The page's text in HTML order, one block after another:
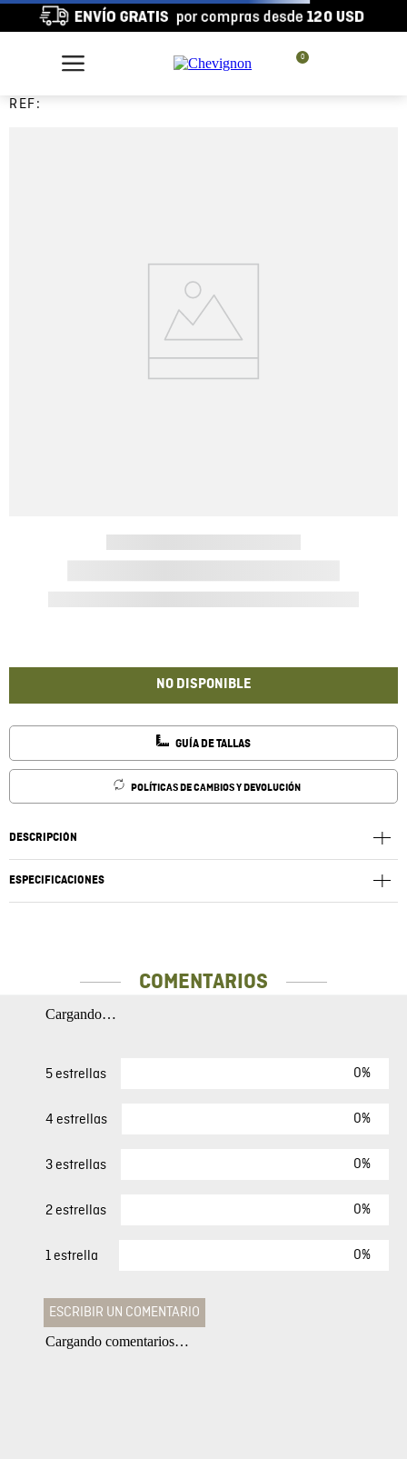
0
REF:
NO DISPONIBLE
GUÍA DE TALLAS
POLÍTICAS DE CAMBIOS Y DEVOLUCIÓN
DESCRIPCIÓN
ESPECIFICACIONES
COMENTARIOS
Cargando…
5 estrellas 0%
4 estrellas 0%
3 estrellas 0%
2 estrellas 0%
1 estrella 0%
ESCRIBIR UN COMENTARIO
Cargando comentarios…